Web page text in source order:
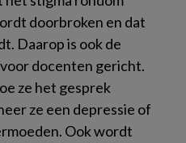
doorbroken en dat
Daarop is ook de
docenten gericht.
ze het gesprek
ze een depressie of
Ook wordt